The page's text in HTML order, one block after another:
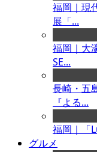
福岡｜現
展「...
福岡｜大
SE...
長崎・五
『よる...
福岡｜「
グルメ